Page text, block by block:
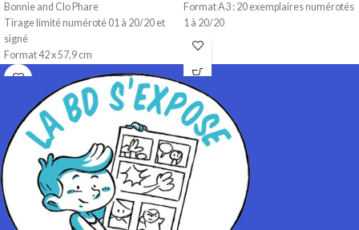
Bonnie and Clo Phare
Tirage limité numéroté 01 à 20/20 et
signé
Format 42 x 57,9 cm
Technique dessin numérique
Impression sur papier 200 gr
Format A3 : 20 exemplaires numérotés
1 à 20/20
Technique dessin numérique